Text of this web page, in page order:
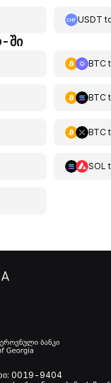
USDT
ში
BTC
BTC
BTC
SOL
0019-9404